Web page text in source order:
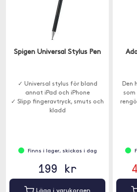
Spigen Universal Stylus Pen
✓ Universal stylus för bland
annat iPad och iPhone
✓ Slipp fingeravtryck, smuts och
kladd
Finns i lager, skickas i dag
199 kr
Den